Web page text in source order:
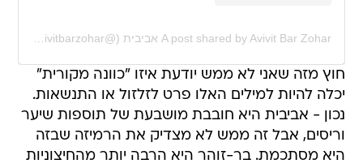
A post shared by Avivit Bar Zohar אביבית (@avivitbarzohar)
חוץ מזה שאני לא ממש יודעת איזו "כוונה מקורית"
יכלה להיות למילים האלו פרט לזלזול או התנשאות.
נכון - אביבית היא חובבת מושבעת של תוספות שיער
וריסים, אבל זה ממש לא מצדיק את הרמיזה שבזה
היא מסתכמת. בר-זוהר היא הרבה יותר מהחיצוניות